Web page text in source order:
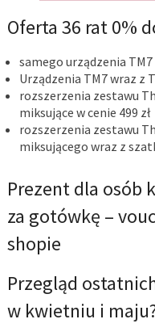
Oferta 36 rat 0%
samego urządzenia TM7
Urządzenia TM7 wraz z
rozszerzenia zestawu
miksujące w cenie 499 zł
rozszerzenia zestawu
miksującego wraz z
Prezent dla osób
za gotówkę –
shopie
Przegląd
w kwietniu i